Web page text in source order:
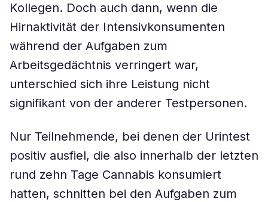
Kollegen. Doch auch dann, wenn die
Hirnaktivität der Intensivkonsumenten
während der Aufgaben zum
Arbeitsgedächtnis verringert war,
unterschied sich ihre Leistung nicht
signifikant von der anderer Testpersonen.
Nur Teilnehmende, bei denen der Urintest
positiv ausfiel, die also innerhalb der letzten
rund zehn Tage Cannabis konsumiert
hatten, schnitten bei den Aufgaben zum